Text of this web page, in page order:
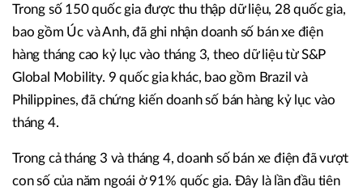
Trong số 150 quốc gia được thu thập dữ liệu, 28 quốc gia,
bao gồm Úc và Anh, đã ghi nhận doanh số bán xe điện
hàng tháng cao kỷ lục vào tháng 3, theo dữ liệu từ S&P
Global Mobility. 9 quốc gia khác, bao gồm Brazil và
Philippines, đã chứng kiến doanh số bán hàng kỷ lục vào
tháng 4.
Trong cả tháng 3 và tháng 4, doanh số bán xe điện đã vượt
con số của năm ngoái ở 91% quốc gia. Đây là lần đầu tiên